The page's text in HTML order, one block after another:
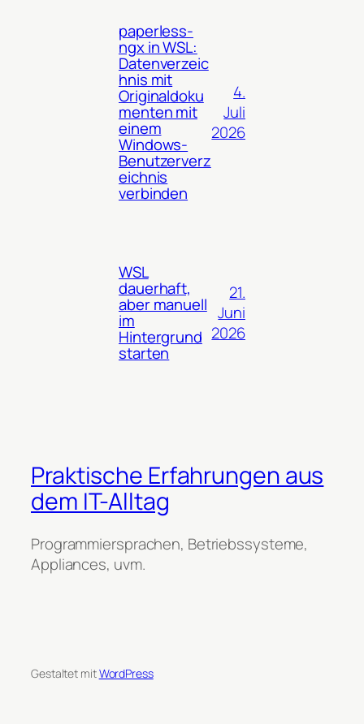
paperless-
ngx in WSL:
Datenverzeic
hnis mit
Originaldoku
menten mit
einem
Windows-
Benutzerverz
eichnis
verbinden
4.
Juli
2026
WSL
dauerhaft,
aber manuell
im
Hintergrund
starten
21.
Juni
2026
Praktische Erfahrungen aus
dem IT-Alltag
Programmiersprachen, Betriebssysteme,
Appliances, uvm.
Gestaltet mitWordPress